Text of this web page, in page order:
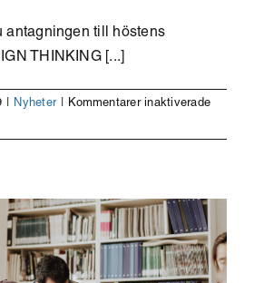
antagningen till höstens
THINKING [...]
| Nyheter | Kommentarer inaktiveradeför
Bird
din
till
höstens